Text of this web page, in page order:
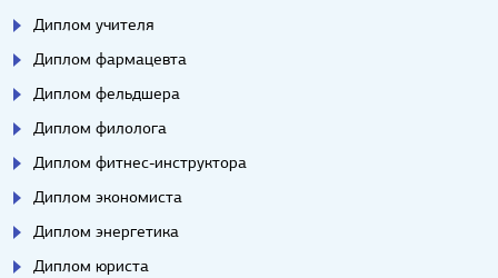
Диплом учителя
Диплом фармацевта
Диплом фельдшера
Диплом филолога
Диплом фитнес-инструктора
Диплом экономиста
Диплом энергетика
Диплом юриста